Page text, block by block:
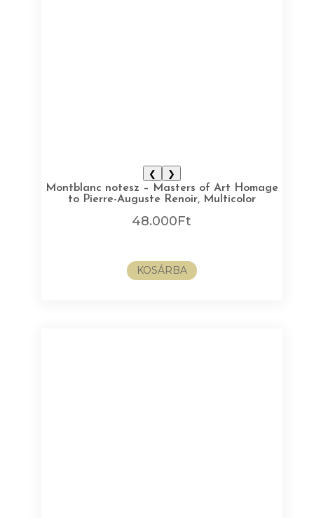
❮
❯
Montblanc notesz – Masters of Art Homage
to Pierre-Auguste Renoir, Multicolor
48.000Ft
KOSÁRBA